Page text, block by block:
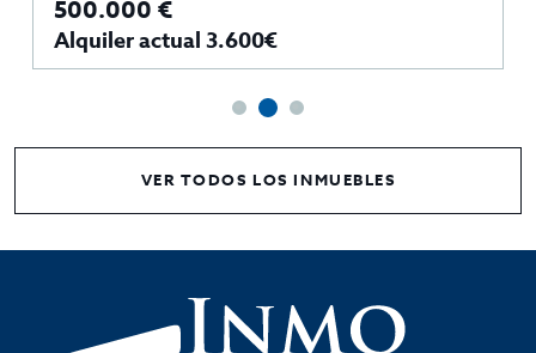
500.000 €
Alquiler actual 3.600€
VER TODOS LOS INMUEBLES